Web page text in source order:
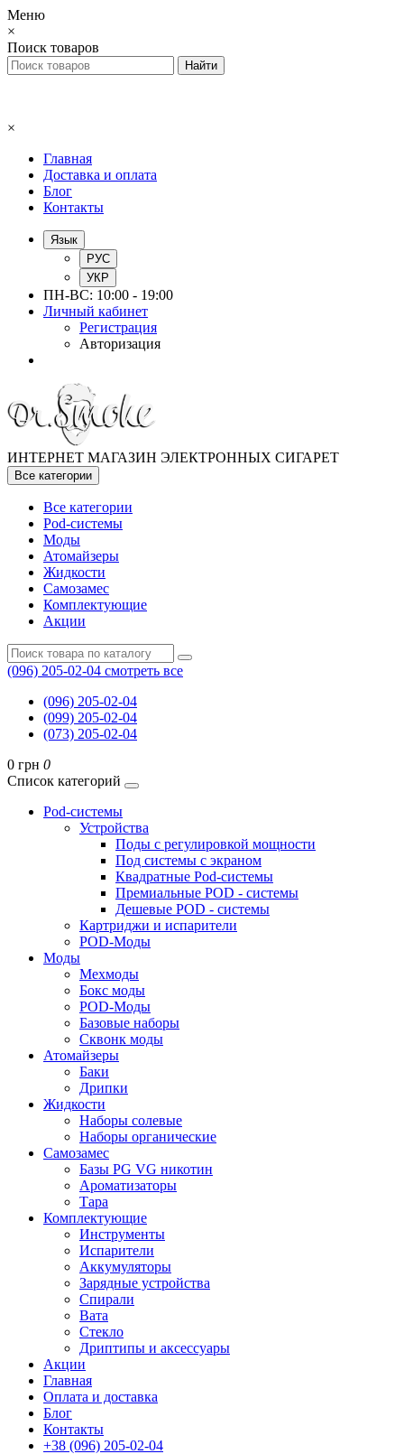
Меню
×
Поиск товаров
×
Главная
Доставка и оплата
Блог
Контакты
Язык
РУС
УКР
ПН-ВС: 10:00 - 19:00
Личный кабинет
Регистрация
Авторизация
ИНТЕРНЕТ МАГАЗИН ЭЛЕКТРОННЫХ СИГАРЕТ
Все категории
Все категории
Pod-системы
Моды
Атомайзеры
Жидкости
Самозамес
Комплектующие
Акции
(096) 205-02-04 смотреть все
(096) 205-02-04
(099) 205-02-04
(073) 205-02-04
0 грн 0
Список категорий
Pod-системы
Устройства
Поды с регулировкой мощности
Под системы с экраном
Квадратные Pod-системы
Премиальные POD - системы
Дешевые POD - системы
Картриджи и испарители
POD-Моды
Моды
Мехмоды
Бокс моды
POD-Моды
Базовые наборы
Сквонк моды
Атомайзеры
Баки
Дрипки
Жидкости
Наборы солевые
Наборы органические
Самозамес
Базы PG VG никотин
Ароматизаторы
Тара
Комплектующие
Инструменты
Испарители
Аккумуляторы
Зарядные устройства
Спирали
Вата
Стекло
Дриптипы и аксессуары
Акции
Главная
Оплата и доставка
Блог
Контакты
+38 (096) 205-02-04